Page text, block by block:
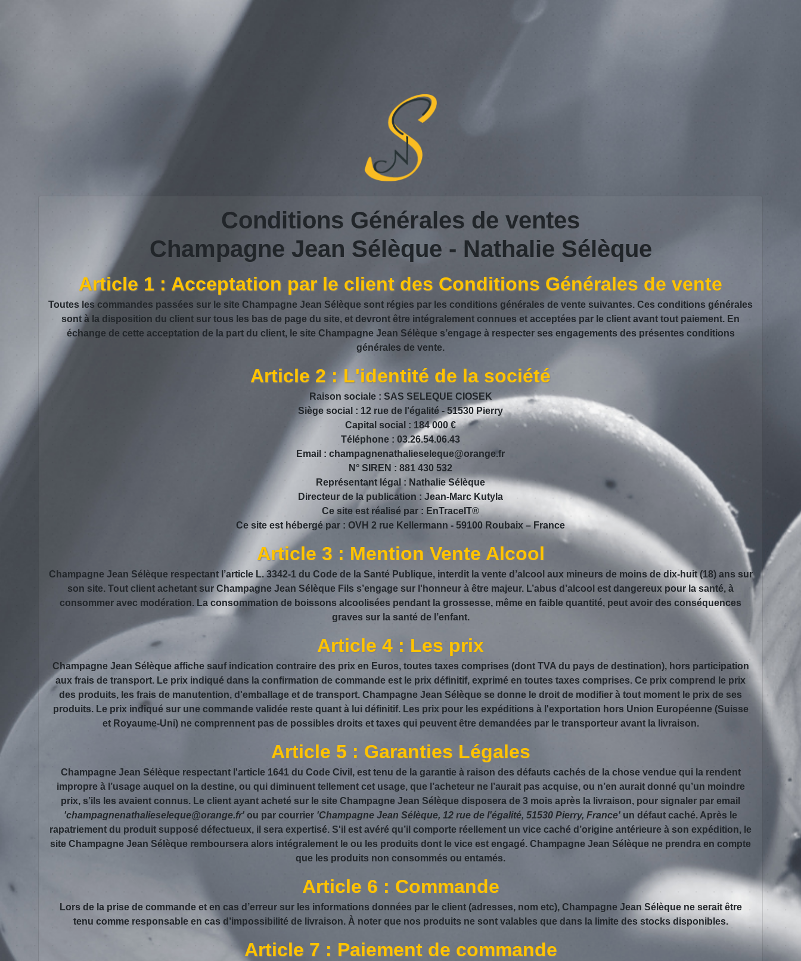
Conditions Générales de ventes
Champagne Jean Sélèque - Nathalie Sélèque
Article 1 : Acceptation par le client des Conditions Générales de vente
Toutes les commandes passées sur le site Champagne Jean Sélèque sont régies par les conditions générales de vente suivantes. Ces conditions générales
sont à la disposition du client sur tous les bas de page du site, et devront être intégralement connues et acceptées par le client avant tout paiement. En
échange de cette acceptation de la part du client, le site Champagne Jean Sélèque s’engage à respecter ses engagements des présentes conditions
générales de vente.
Article 2 : L'identité de la société
Raison sociale : SAS SELEQUE CIOSEK
Siège social : 12 rue de l'égalité - 51530 Pierry
Capital social : 184 000 €
Téléphone : 03.26.54.06.43
Email : champagnenathalieseleque@orange.fr
N° SIREN : 881 430 532
Représentant légal : Nathalie Sélèque
Directeur de la publication : Jean-Marc Kutyla
Ce site est réalisé par : EnTraceIT®
Ce site est hébergé par : OVH 2 rue Kellermann - 59100 Roubaix – France
Article 3 : Mention Vente Alcool
Champagne Jean Sélèque respectant l’article L. 3342-1 du Code de la Santé Publique, interdit la vente d’alcool aux mineurs de moins de dix-huit (18) ans sur
son site. Tout client achetant sur Champagne Jean Sélèque Fils s’engage sur l'honneur à être majeur. L’abus d’alcool est dangereux pour la santé, à
consommer avec modération. La consommation de boissons alcoolisées pendant la grossesse, même en faible quantité, peut avoir des conséquences
graves sur la santé de l’enfant.
Article 4 : Les prix
Champagne Jean Sélèque affiche sauf indication contraire des prix en Euros, toutes taxes comprises (dont TVA du pays de destination), hors participation
aux frais de transport. Le prix indiqué dans la confirmation de commande est le prix définitif, exprimé en toutes taxes comprises. Ce prix comprend le prix
des produits, les frais de manutention, d'emballage et de transport. Champagne Jean Sélèque se donne le droit de modifier à tout moment le prix de ses
produits. Le prix indiqué sur une commande validée reste quant à lui définitif. Les prix pour les expéditions à l'exportation hors Union Européenne (Suisse
et Royaume-Uni) ne comprennent pas de possibles droits et taxes qui peuvent être demandées par le transporteur avant la livraison.
Article 5 : Garanties Légales
Champagne Jean Sélèque respectant l'article 1641 du Code Civil, est tenu de la garantie à raison des défauts cachés de la chose vendue qui la rendent
impropre à l’usage auquel on la destine, ou qui diminuent tellement cet usage, que l’acheteur ne l’aurait pas acquise, ou n’en aurait donné qu’un moindre
prix, s’ils les avaient connus. Le client ayant acheté sur le site Champagne Jean Sélèque disposera de 3 mois après la livraison, pour signaler par email
'champagnenathalieseleque@orange.fr' ou par courrier 'Champagne Jean Sélèque, 12 rue de l'égalité, 51530 Pierry, France' un défaut caché. Après le
rapatriement du produit supposé défectueux, il sera expertisé. S'il est avéré qu’il comporte réellement un vice caché d’origine antérieure à son expédition, le
site Champagne Jean Sélèque remboursera alors intégralement le ou les produits dont le vice est engagé. Champagne Jean Sélèque ne prendra en compte
que les produits non consommés ou entamés.
Article 6 : Commande
Lors de la prise de commande et en cas d’erreur sur les informations données par le client (adresses, nom etc), Champagne Jean Sélèque ne serait être
tenu comme responsable en cas d’impossibilité de livraison. À noter que nos produits ne sont valables que dans la limite des stocks disponibles.
Article 7 : Paiement de commande